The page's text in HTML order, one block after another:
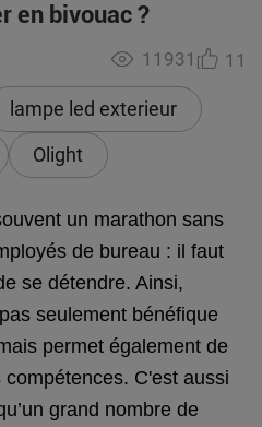
en bivouac ?
lampe led exterieur
Olight
11931 11
un marathon sans
de bureau : il faut
se détendre. Ainsi,
seulement bénéfique
permet également de
C'est aussi
grand nombre de